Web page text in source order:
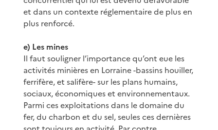
et dans un contexte réglementaire de plus en
plus renforcé.
e) Les mines
Il faut souligner l’importance qu’ont eue les
activités minières en Lorraine -bassins houiller,
ferrifère, et salifère- sur les plans humains,
sociaux, économiques et environnementaux.
Parmi ces exploitations dans le domaine du
fer, du charbon et du sel, seules ces dernières